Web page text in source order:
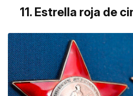
11. Estrella roja de